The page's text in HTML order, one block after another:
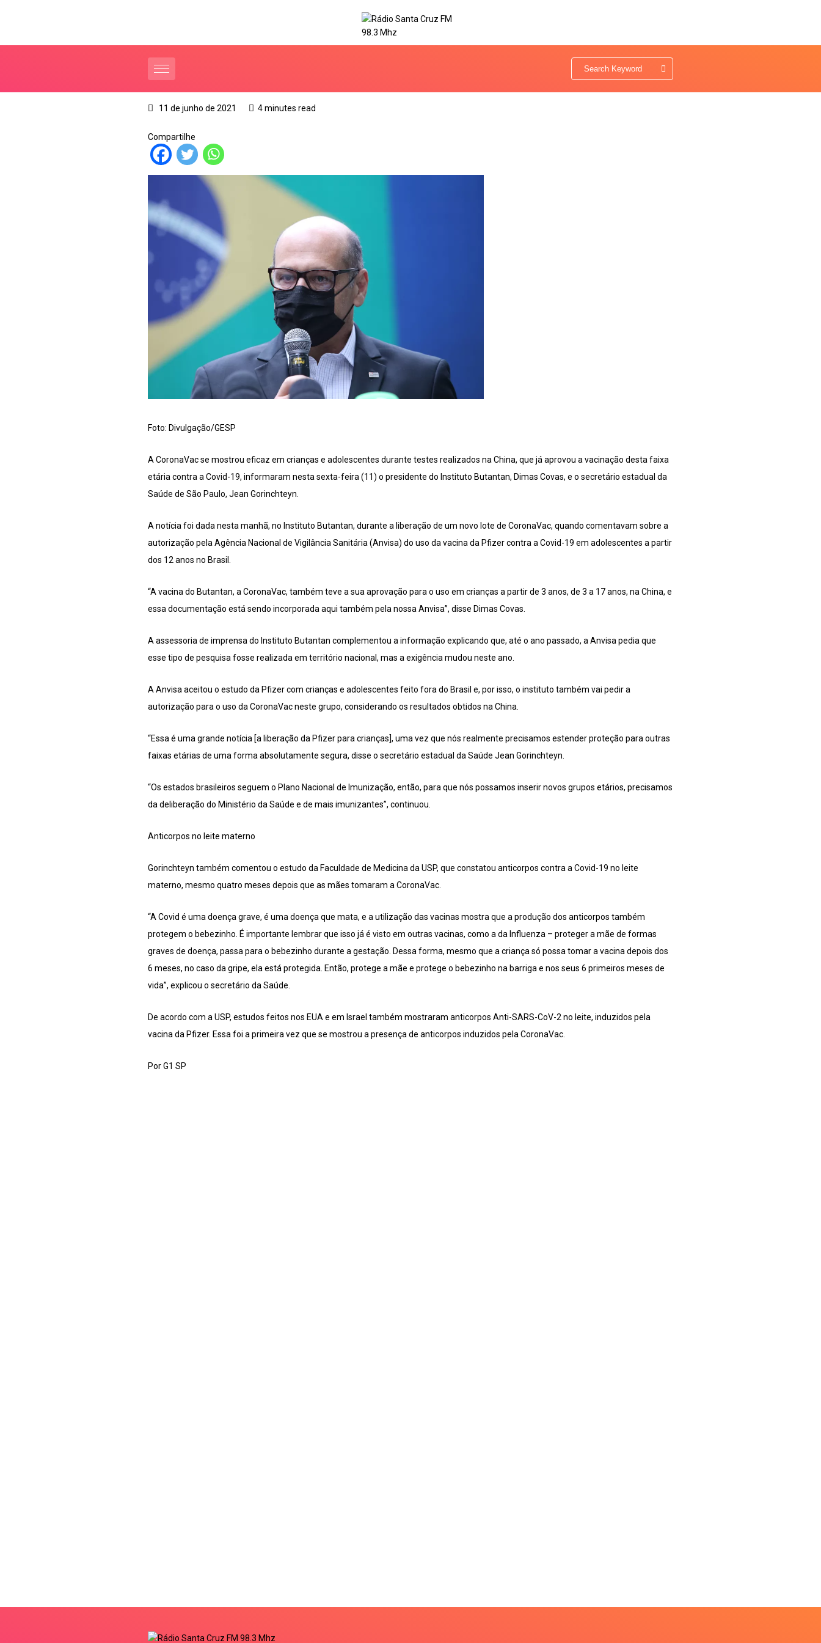
11 de junho de 2021 4 minutes read
Compartilhe
Foto: Divulgação/GESP
A CoronaVac se mostrou eficaz em crianças e adolescentes durante testes realizados na China, que já aprovou a vacinação desta faixa
etária contra a Covid-19, informaram nesta sexta-feira (11) o presidente do Instituto Butantan, Dimas Covas, e o secretário estadual da
Saúde de São Paulo, Jean Gorinchteyn.
A notícia foi dada nesta manhã, no Instituto Butantan, durante a liberação de um novo lote de CoronaVac, quando comentavam sobre a
autorização pela Agência Nacional de Vigilância Sanitária (Anvisa) do uso da vacina da Pfizer contra a Covid-19 em adolescentes a partir
dos 12 anos no Brasil.
“A vacina do Butantan, a CoronaVac, também teve a sua aprovação para o uso em crianças a partir de 3 anos, de 3 a 17 anos, na China, e
essa documentação está sendo incorporada aqui também pela nossa Anvisa”, disse Dimas Covas.
A assessoria de imprensa do Instituto Butantan complementou a informação explicando que, até o ano passado, a Anvisa pedia que
esse tipo de pesquisa fosse realizada em território nacional, mas a exigência mudou neste ano.
A Anvisa aceitou o estudo da Pfizer com crianças e adolescentes feito fora do Brasil e, por isso, o instituto também vai pedir a
autorização para o uso da CoronaVac neste grupo, considerando os resultados obtidos na China.
“Essa é uma grande notícia [a liberação da Pfizer para crianças], uma vez que nós realmente precisamos estender proteção para outras
faixas etárias de uma forma absolutamente segura, disse o secretário estadual da Saúde Jean Gorinchteyn.
“Os estados brasileiros seguem o Plano Nacional de Imunização, então, para que nós possamos inserir novos grupos etários, precisamos
da deliberação do Ministério da Saúde e de mais imunizantes”, continuou.
Anticorpos no leite materno
Gorinchteyn também comentou o estudo da Faculdade de Medicina da USP, que constatou anticorpos contra a Covid-19 no leite
materno, mesmo quatro meses depois que as mães tomaram a CoronaVac.
“A Covid é uma doença grave, é uma doença que mata, e a utilização das vacinas mostra que a produção dos anticorpos também
protegem o bebezinho. É importante lembrar que isso já é visto em outras vacinas, como a da Influenza – proteger a mãe de formas
graves de doença, passa para o bebezinho durante a gestação. Dessa forma, mesmo que a criança só possa tomar a vacina depois dos
6 meses, no caso da gripe, ela está protegida. Então, protege a mãe e protege o bebezinho na barriga e nos seus 6 primeiros meses de
vida”, explicou o secretário da Saúde.
De acordo com a USP, estudos feitos nos EUA e em Israel também mostraram anticorpos Anti-SARS-CoV-2 no leite, induzidos pela
vacina da Pfizer. Essa foi a primeira vez que se mostrou a presença de anticorpos induzidos pela CoronaVac.
Por G1 SP